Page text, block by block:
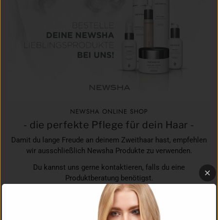
NEWSHA ONLINE SHOP
- die perfekte Pflege für dein Haar -
Damit du lange Freude an deinem Zweithaar hast, empfehlen
wir ausschließlich Newsha Produkte zu verwenden.
Du kannst uns gerne kontaktieren, falls du eine
Produktberatung benötigst.
SHOPPE DEINE PFLEGEPRODUKTE